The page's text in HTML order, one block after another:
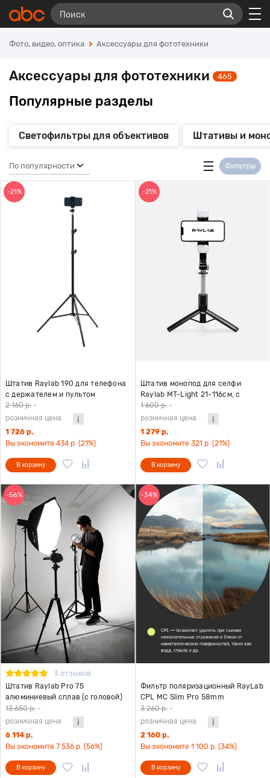
Фото, видео, оптика Аксессуары для фототехники
Аксессуары для фототехники 465
Популярные разделы
Светофильтры для объективов Штативы и
По популярности Фильтры
-21%
Штатив Raylab 190 для телефона
с держателем и пультом
2 160 р. -
розничная цена
1 726 р.
Вы экономите 434 р. (21%)
В корзину
-21%
Штатив монопод для селфи
Raylab MT-Light 21-116см, с
подсветкой
1 600 р. -
розничная цена
1 279 р.
Вы экономите 321 р. (21%)
В корзину
-56%
3 отзывов
Штатив Raylab Pro 75
алюминиевый сплав (с головой)
13 650 р. -
розничная цена
6 114 р.
Вы экономите 7 536 р. (56%)
В корзину
-34%
Фильтр поляризационный RayLab
CPL MC Slim Pro 58mm
3 260 р. -
розничная цена
2 160 р.
Вы экономите 1 100 р. (34%)
В корзину